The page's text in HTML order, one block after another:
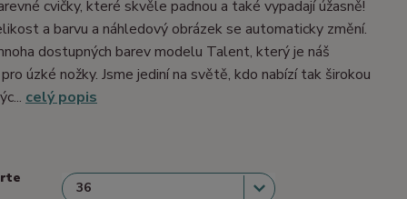
cvičky, které skvěle padnou a také vypadají úžasně!
a barvu a náhledový obrázek se automaticky změní.
dostupných barev modelu Talent, který je náš
úzké nožky. Jsme jediní na světě, kdo nabízí tak širokou
celý popis